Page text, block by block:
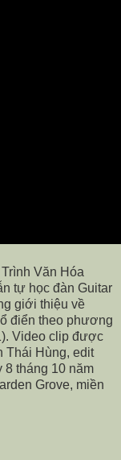
Văn Hóa
tự học đàn Guitar
giới thiệu về
điển theo phương
Video clip được
Thái Hùng, edit
8 tháng 10 năm
Grove, miền